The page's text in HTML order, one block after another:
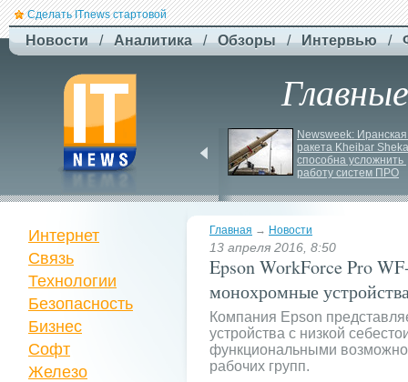
Сделать ITnews стартовой
Новости / Аналитика / Обзоры / Интервью /
повітряний штурм за
участю роботів
Newsweek: Иранская
ракета Kheibar
способна усложнить
работу систем ПРО
Главная → Новости
13 апреля 2016, 8:50
Epson WorkForce Pro
монохромные
Компания Epson
устройства с низкой
функциональными
рабочих групп.
Интернет
Связь
Технологии
Безопасность
Бизнес
Софт
Железо